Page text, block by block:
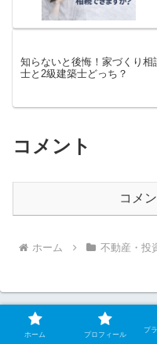
知らないと後悔！家づくり相
士と2級建築士どっち？
コメント
コメ
ホーム 不動産・投
ホーム プロフィール
プ